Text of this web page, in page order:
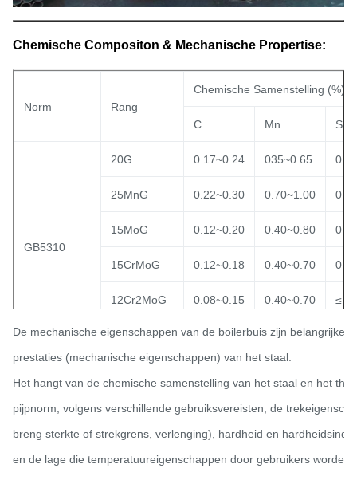
Chemische Compositon & Mechanische Propertise:
Norm Rang
Chemische Samenstelling (%)
C Mn Si
GB5310
20G 0.17~0.24 035~0.65
25MnG 0.22~0.30 0.70~1.00
15MoG 0.12~0.20 0.40~0.80
15CrMoG 0.12~0.18 0.40~0.70
12Cr2MoG 0.08~0.15 0.40~0.70 ≤
12Cr1MoVG 0.08~0.15 0.40~0.70
25MnG ≥ 415
De mechanische eigenschappen van de boilerbuis zijn belangrijke
prestaties (mechanische eigenschappen) van het staal.
Het hangt van de chemische samenstelling van het staal en het
pijpnorm, volgens verschillende gebruiksvereisten, de
breng sterkte of strekgrens, verlenging), hardheid en
en de lage die temperatuureigenschappen door gebruikers worden